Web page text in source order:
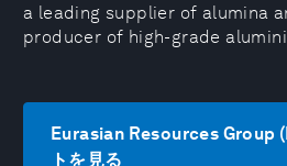
a leading supplier of alumina
producer of high-grade
Eurasian Resources Group
トを見る